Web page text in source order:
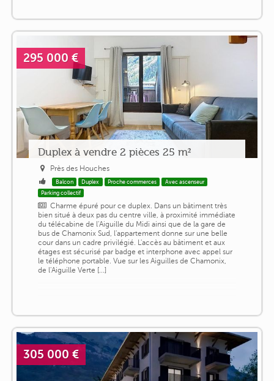
295 000 €
Duplex à vendre 2 pièces 25 m²
Près des Houches
Balcon Duplex Proche commerces
Avec ascenseur
Parking collectif
Charme épuré pour ce duplex. Dans un bâtiment très
bien situé à deux pas du centre ville, à proximité immédiate
du télécabine de l'Aiguille du Midi ainsi que de la gare de
bus de Chamonix Sud, l'appartement donne sur une belle
cour dans un cadre privilégié. L'accès au bâtiment et aux
étages est sécurisé par badge et interphone avec appel sur
le téléphone portable. Vue sur les Aiguilles de Chamonix,
de l'Aiguille Verte [...]
305 000 €